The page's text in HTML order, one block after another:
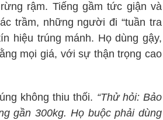
rậm. Tiếng gầm tức giận và
trầm, những người đi “tuần tra
hiệu trúng mánh. Họ dùng gậy,
mọi giá, với sự thận trọng cao
không thiu thối. “Thử hỏi: Bảo
gần 300kg. Họ buộc phải dùng